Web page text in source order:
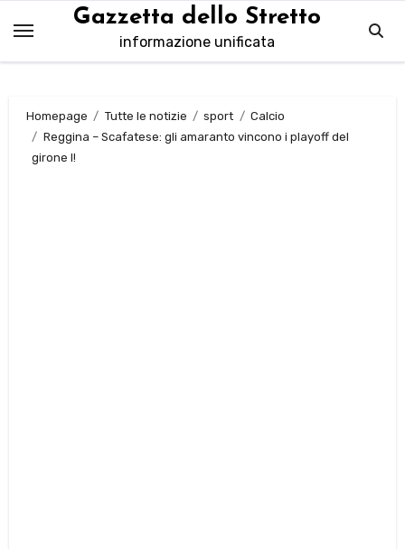
contenuto
Gazzetta dello Stretto
informazione unificata
Homepage Tutte le notizie sport
Calcio
Reggina – Scafatese: gli amaranto vincono i playoff del
girone I!